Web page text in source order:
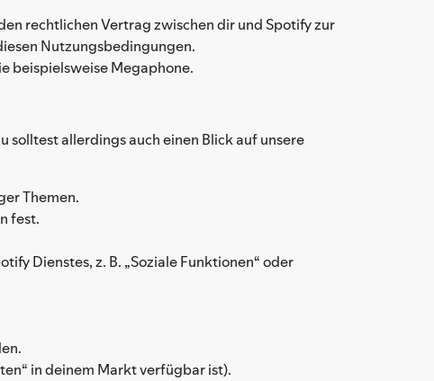
rechtlichen Vertrag zwischen dir und Spotify zur
Nutzungsbedingungen.
beispielsweise Megaphone.
allerdings auch einen Blick auf unsere
Themen.
fest.
Dienstes, z. B. „Soziale Funktionen“ oder
in deinem Markt verfügbar ist).